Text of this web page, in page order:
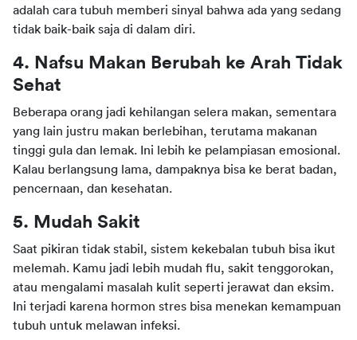
adalah cara tubuh memberi sinyal bahwa ada yang sedang
tidak baik-baik saja di dalam diri.
4. Nafsu Makan Berubah ke Arah Tidak
Sehat
Beberapa orang jadi kehilangan selera makan, sementara
yang lain justru makan berlebihan, terutama makanan
tinggi gula dan lemak. Ini lebih ke pelampiasan emosional.
Kalau berlangsung lama, dampaknya bisa ke berat badan,
pencernaan, dan kesehatan.
5. Mudah Sakit
Saat pikiran tidak stabil, sistem kekebalan tubuh bisa ikut
melemah. Kamu jadi lebih mudah flu, sakit tenggorokan,
atau mengalami masalah kulit seperti jerawat dan eksim.
Ini terjadi karena hormon stres bisa menekan kemampuan
tubuh untuk melawan infeksi.